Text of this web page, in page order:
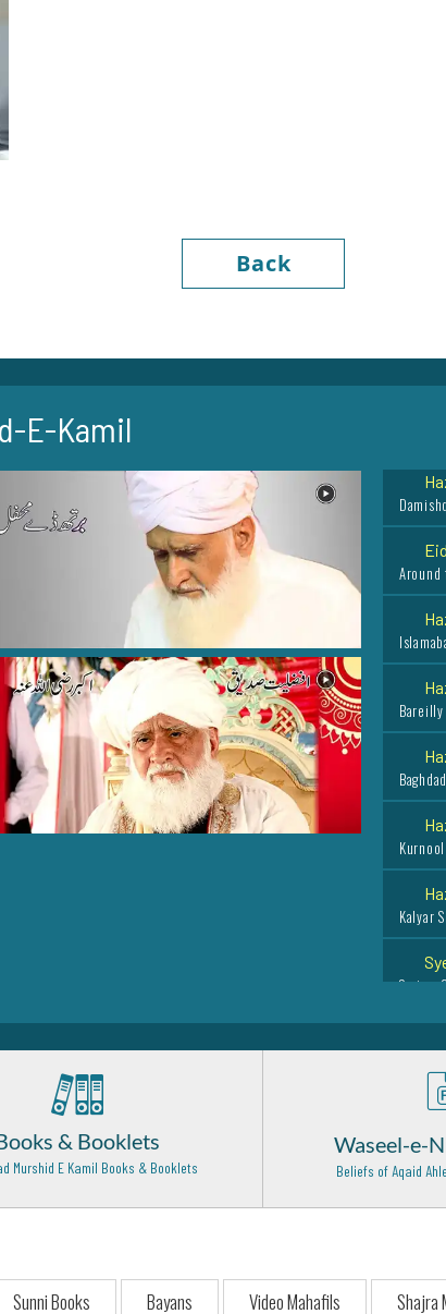
Back
E-Kamil
Kalyar
Syria -
Al-
& Booklets
Murshid E Kamil Books & Booklets
Waseel-e-
Beliefs of Aqaid
Sunni Books Bayans Video Mahafils Shajra